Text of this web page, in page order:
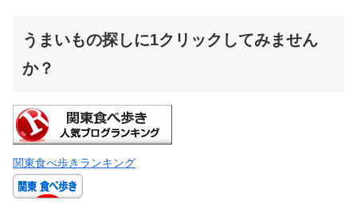
うまいもの探しに1クリックしてみません
か？
関東食べ歩きランキング